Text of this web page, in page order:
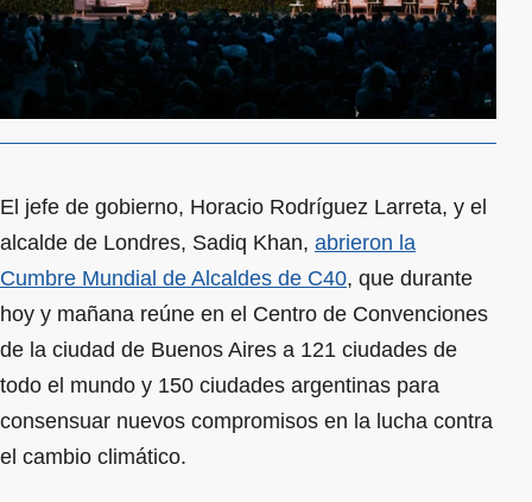
El jefe de gobierno, Horacio Rodríguez Larreta, y el
alcalde de Londres, Sadiq Khan, abrieron la
Cumbre Mundial de Alcaldes de C40, que durante
hoy y mañana reúne en el Centro de Convenciones
de la ciudad de Buenos Aires a 121 ciudades de
todo el mundo y 150 ciudades argentinas para
consensuar nuevos compromisos en la lucha contra
el cambio climático.